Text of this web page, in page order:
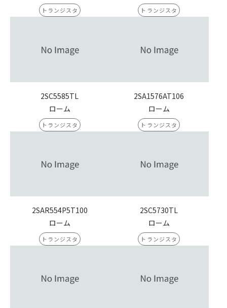
トランジスタ トランジスタ
2SC5585TL
ローム
トランジスタ
2SA1576AT106
ローム
トランジスタ
2SAR554P5T100
ローム
トランジスタ
2SC5730TL
ローム
トランジスタ